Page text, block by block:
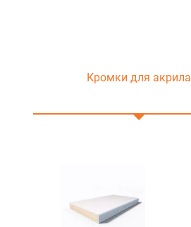
Кромки для акрила